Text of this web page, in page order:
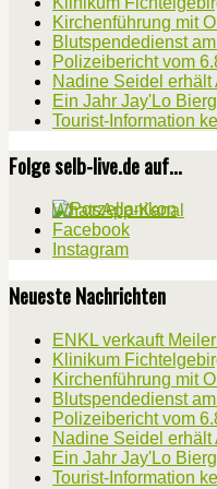
Kirchenführung mit
Blutspendedienst
Polizeibericht vom
Nadine Seidel
Ein Jahr Jay'Lo
Tourist-Information
Folge selb-live.de auf...
WhatsApp-Kanal
Facebook
Instagram
Neueste Nachrichten
ENKL verkauft
Klinikum
Kirchenführung mit
Blutspendedienst
Polizeibericht vom
Nadine Seidel
Ein Jahr Jay'Lo
Tourist-Information